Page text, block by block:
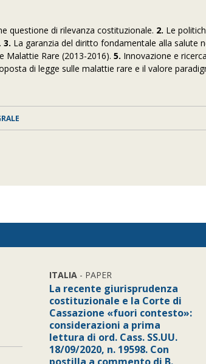
questione di rilevanza costituzionale. 2. Le
3. La garanzia del diritto fondamentale alla salute
Malattie Rare (2013-2016).5. Innovazione e
di legge sulle malattie rare e il valore
ITALIA - PAPER
La recente giurisprudenza
costituzionale e la Corte di
Cassazione «fuori contesto»:
considerazioni a prima
lettura di ord. Cass. SS.UU.
18/09/2020, n. 19598. Con